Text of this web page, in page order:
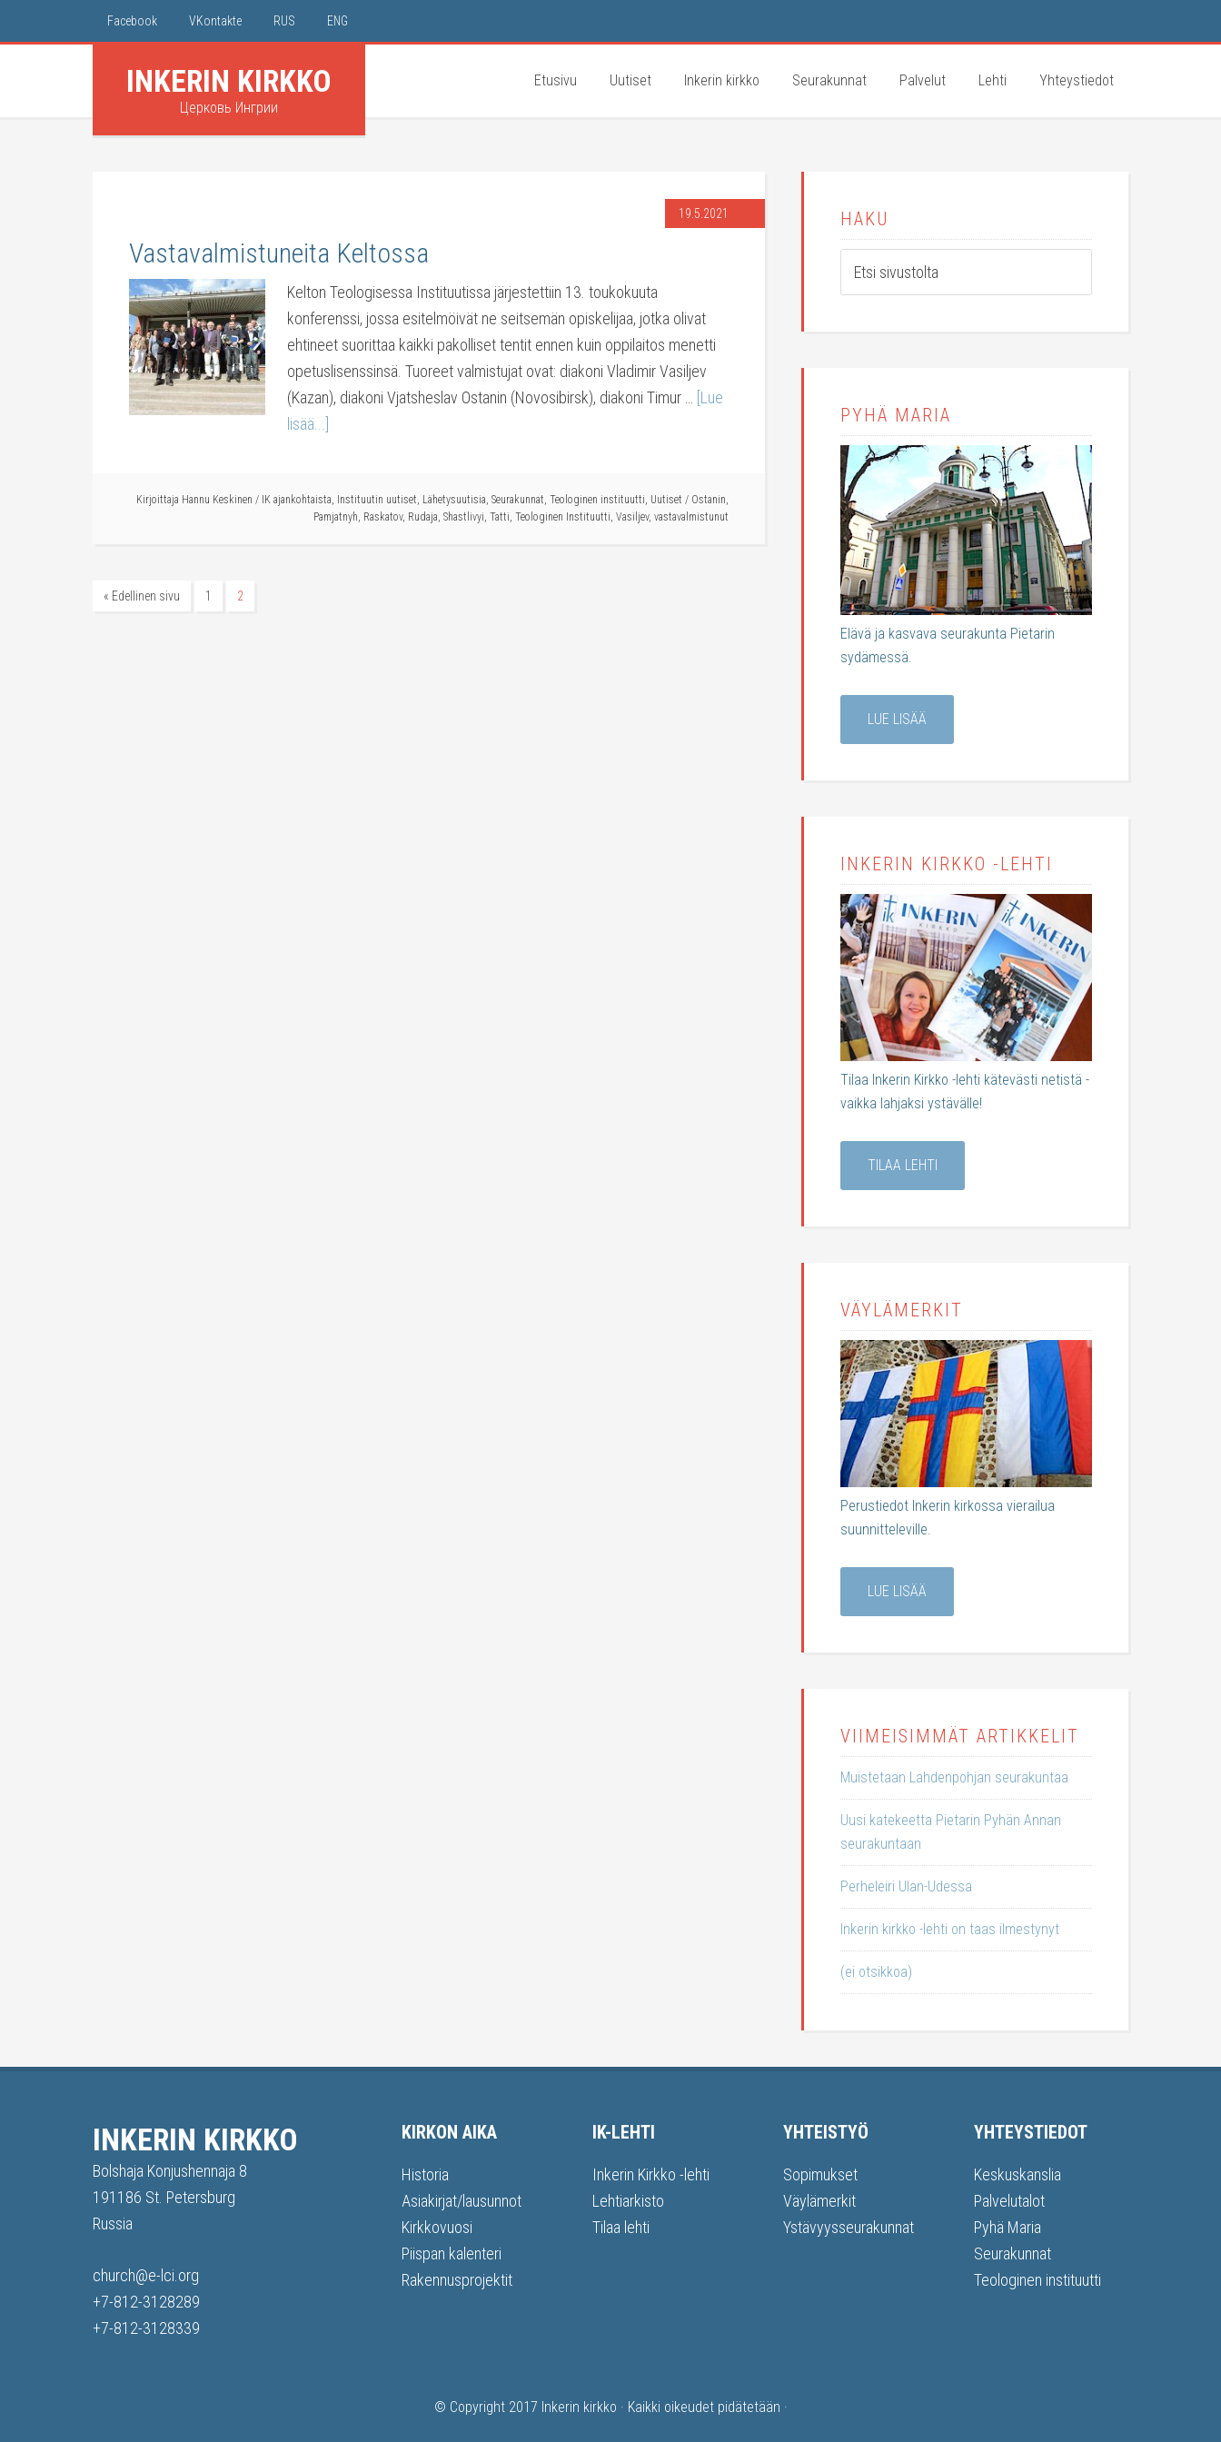
Facebook VKontakte RUS ENG
INKERIN KIRKKO
Церковь Ингрии
Etusivu Uutiset Inkerin kirkko Seurakunnat Palvelut Lehti Yhteystiedot
19.5.2021
Vastavalmistuneita Keltossa
Kelton Teologisessa Instituutissa järjestettiin 13. toukokuuta
konferenssi, jossa esitelmöivät ne seitsemän opiskelijaa, jotka olivat
ehtineet suorittaa kaikki pakolliset tentit ennen kuin oppilaitos menetti
opetuslisenssinsä. Tuoreet valmistujat ovat: diakoni Vladimir Vasiljev
(Kazan), diakoni Vjatsheslav Ostanin (Novosibirsk), diakoni Timur …
[Lue
lisää...]
Kirjoittaja Hannu Keskinen / IK ajankohtaista, Instituutin uutiset, Lähetysuutisia, Seurakunnat, Teologinen instituutti, Uutiset / Ostanin,
Pamjatnyh, Raskatov, Rudaja, Shastlivyi, Tatti, Teologinen Instituutti, Vasiljev, vastavalmistunut
« Edellinen sivu 1 2
HAKU
PYHÄ MARIA
Elävä ja kasvava seurakunta Pietarin
sydämessä.
LUE LISÄÄ
INKERIN KIRKKO -LEHTI
Tilaa Inkerin Kirkko -lehti kätevästi netistä -
vaikka lahjaksi ystävälle!
TILAA LEHTI
VÄYLÄMERKIT
Perustiedot Inkerin kirkossa vierailua
suunnitteleville.
LUE LISÄÄ
VIIMEISIMMÄT ARTIKKELIT
Muistetaan Lahdenpohjan seurakuntaa
Uusi katekeetta Pietarin Pyhän Annan
seurakuntaan
Perheleiri Ulan-Udessa
Inkerin kirkko -lehti on taas ilmestynyt
(ei otsikkoa)
INKERIN KIRKKO
Bolshaja Konjushennaja 8
191186 St. Petersburg
Russia
church@e-lci.org
+7-812-3128289
+7-812-3128339
KIRKON AIKA
Historia
Asiakirjat/lausunnot
Kirkkovuosi
Piispan kalenteri
Rakennusprojektit
IK-LEHTI
Inkerin Kirkko -lehti
Lehtiarkisto
Tilaa lehti
YHTEISTYÖ
Sopimukset
Väylämerkit
Ystävyysseurakunnat
YHTEYSTIEDOT
Keskuskanslia
Palvelutalot
Pyhä Maria
Seurakunnat
Teologinen instituutti
© Copyright 2017 Inkerin kirkko · Kaikki oikeudet pidätetään ·